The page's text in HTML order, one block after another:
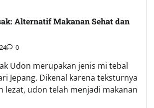
Alternatif Makanan Sehat dan
0
Udon merupakan jenis mi tebal
Jepang. Dikenal karena teksturnya
lezat, udon telah menjadi makanan